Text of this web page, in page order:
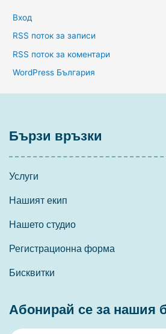
Вход
RSS поток за записи
RSS поток за коментари
WordPress България
Бързи връзки
Услуги
Нашият екип
Нашето студио
Регистрационна форма
Бисквитки
Абонирай се за нашия